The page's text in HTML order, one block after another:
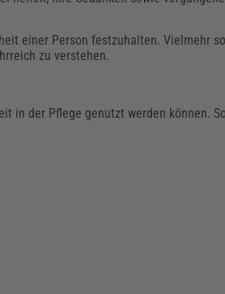
einer Person festzuhalten. Vielmehr
zu verstehen.
in der Pflege genutzt werden können. So